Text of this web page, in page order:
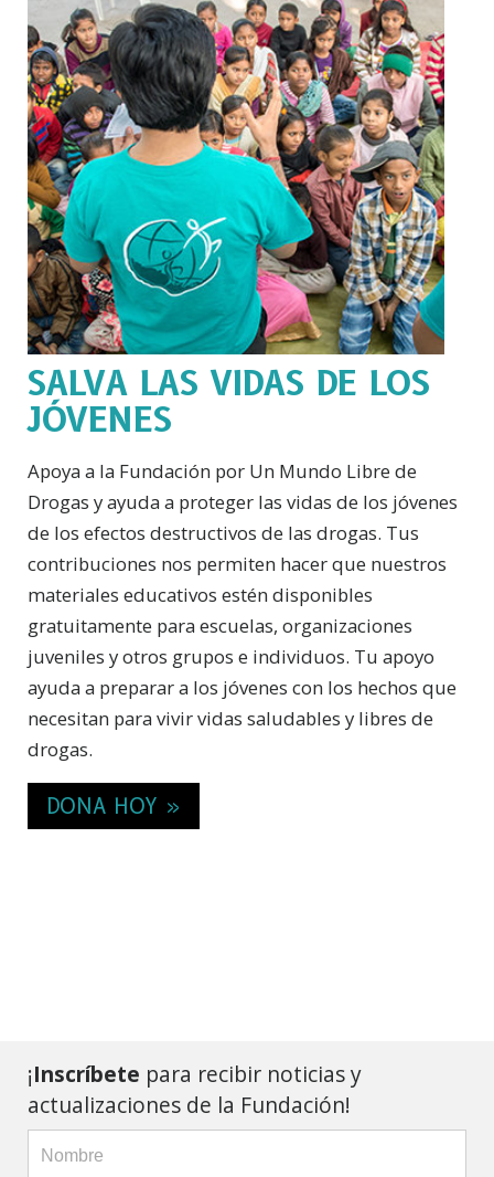
SALVA LAS VIDAS DE LOS
JÓVENES
Apoya a la Fundación por Un Mundo Libre de
Drogas y ayuda a proteger las vidas de los jóvenes
de los efectos destructivos de las drogas. Tus
contribuciones nos permiten hacer que nuestros
materiales educativos estén disponibles
gratuitamente para escuelas, organizaciones
juveniles y otros grupos e individuos. Tu apoyo
ayuda a preparar a los jóvenes con los hechos que
necesitan para vivir vidas saludables y libres de
drogas.
DONA HOY »
¡Inscríbete para recibir noticias y
actualizaciones de la Fundación!